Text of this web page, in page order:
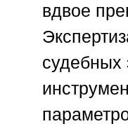
вдвое
судебных